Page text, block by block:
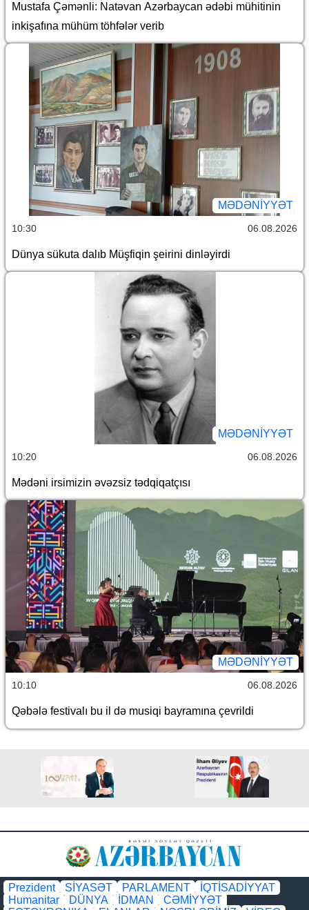
Mustafa Çəmənli: Natəvan Azərbaycan ədəbi mühitinin
inkişafına mühüm töhfələr verib
MƏDƏNIYYƏT
10:30 06.08.2026
Dünya sükuta dalıb Müşfiqin şeirini dinləyirdi
MƏDƏNIYYƏT
10:20 06.08.2026
Mədəni irsimizin əvəzsiz tədqiqatçısı
MƏDƏNIYYƏT
10:10 06.08.2026
Qəbələ festivalı bu il də musiqi bayramına çevrildi
Prezident SİYASƏT PARLAMENT
İQTİSADİYYAT
Humanitar
DÜNYA İDMAN
CƏMİYYƏT